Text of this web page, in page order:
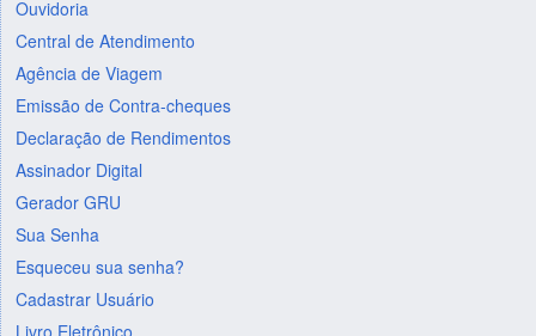
Ouvidoria
Central de Atendimento
Agência de Viagem
Emissão de Contra-cheques
Declaração de Rendimentos
Assinador Digital
Gerador GRU
Sua Senha
Esqueceu sua senha?
Cadastrar Usuário